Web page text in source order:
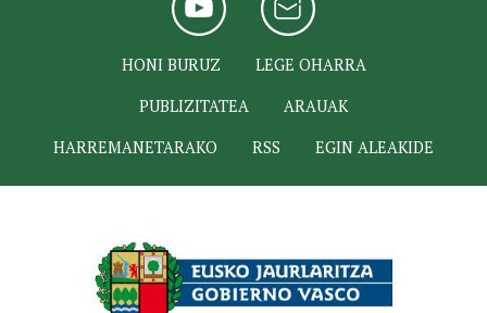
HONI BURUZ
LEGE OHARRA
PUBLIZITATEA
ARAUAK
HARREMANETARAKO
RSS EGIN ALEAKIDE